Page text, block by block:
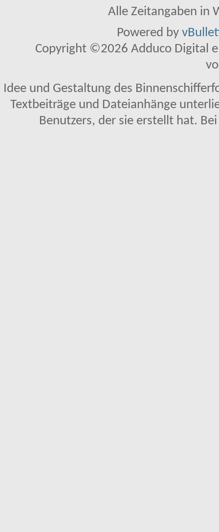
Alle Zeitangaben in
Powered by
Copyright ©2026 Adduco Digital
Idee und Gestaltung des
Textbeiträge und Dateianhänge
Benutzers, der sie erstellt hat.